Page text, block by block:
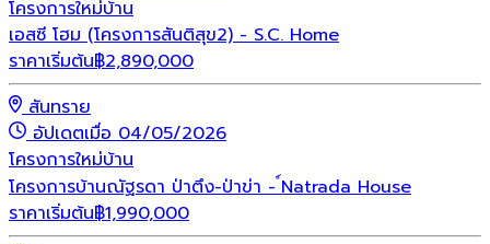
โครงการใหม่บ้าน
เอสซี โฮม (โครงการสันติสุข2) - S.C. Home
ราคาเริ่มต้น฿2,890,000
สันทราย
อัปเดตเมื่อ 04/05/2026
โครงการใหม่บ้าน
โครงการบ้านณัฐรดา ป่าตึง-ป่าข่า - ์Natrada House
ราคาเริ่มต้น฿1,990,000